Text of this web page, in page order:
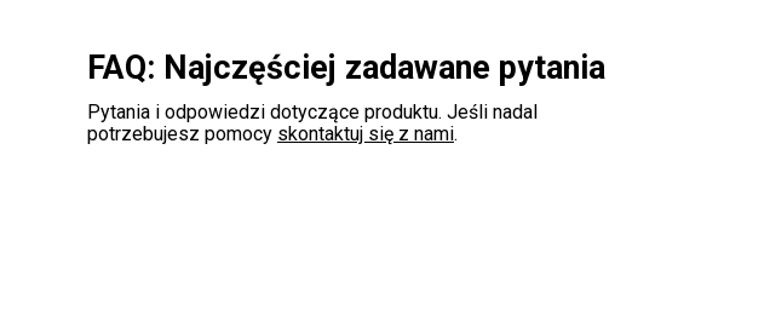
FAQ: Najczęściej zadawane pytania
Pytania i odpowiedzi dotyczące produktu. Jeśli nadal
potrzebujesz pomocy skontaktuj się z nami.